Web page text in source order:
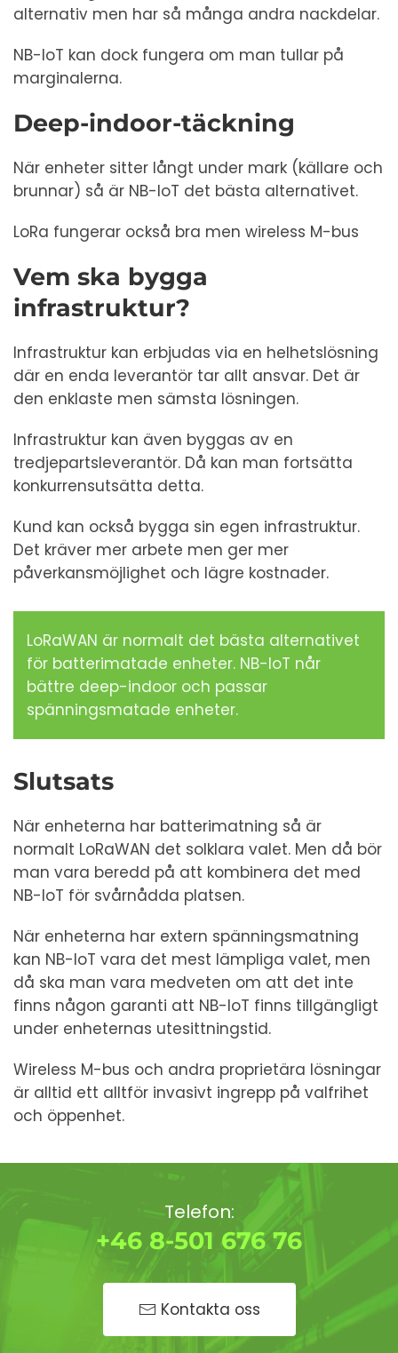
alternativ men har så många andra nackdelar.
NB-IoT kan dock fungera om man tullar på
marginalerna.
Deep-indoor-täckning
När enheter sitter långt under mark (källare och
brunnar) så är NB-IoT det bästa alternativet.
LoRa fungerar också bra men wireless M-bus
Vem ska bygga
infrastruktur?
Infrastruktur kan erbjudas via en helhetslösning
där en enda leverantör tar allt ansvar. Det är
den enklaste men sämsta lösningen.
Infrastruktur kan även byggas av en
tredjepartsleverantör. Då kan man fortsätta
konkurrensutsätta detta.
Kund kan också bygga sin egen infrastruktur.
Det kräver mer arbete men ger mer
påverkansmöjlighet och lägre kostnader.
LoRaWAN är normalt det bästa alternativet
för batterimatade enheter. NB-IoT når
bättre deep-indoor och passar
spänningsmatade enheter.
Slutsats
När enheterna har batterimatning så är
normalt LoRaWAN det solklara valet. Men då bör
man vara beredd på att kombinera det med
NB-IoT för svårnådda platsen.
När enheterna har extern spänningsmatning
kan NB-IoT vara det mest lämpliga valet, men
då ska man vara medveten om att det inte
finns någon garanti att NB-IoT finns tillgängligt
under enheternas utesittningstid.
Wireless M-bus och andra proprietära lösningar
är alltid ett alltför invasivt ingrepp på valfrihet
och öppenhet.
Telefon:
+46 8-501 676 76
Kontakta oss